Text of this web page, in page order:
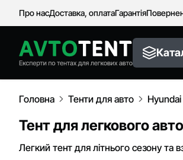
Про насДоставка, оплатаГарантія
Головна Тенти для авто Hyundai
Тент для легкового
Легкий тент для літнього сезону та